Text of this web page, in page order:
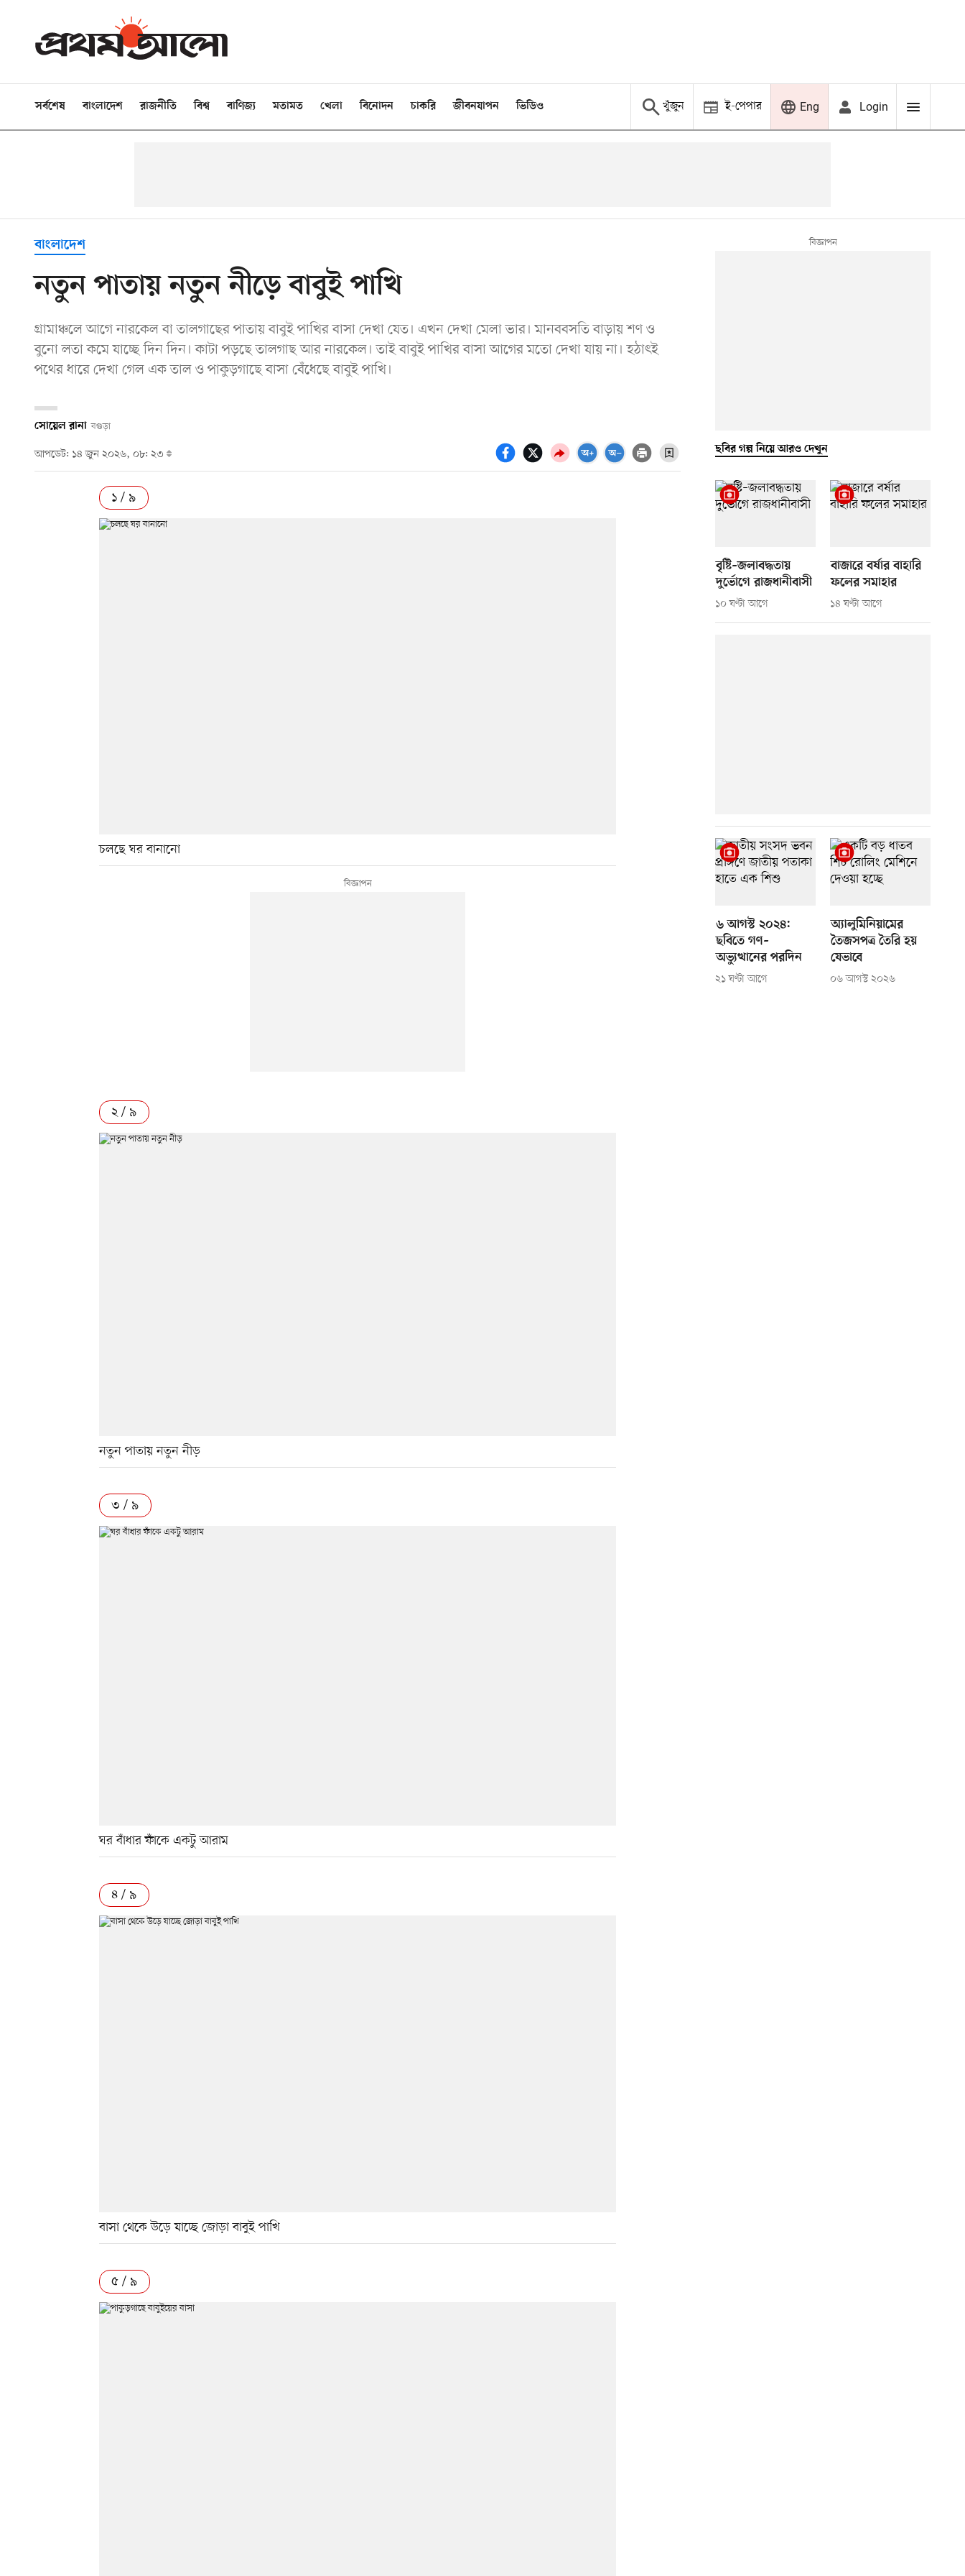
সর্বশেষ বাংলাদেশ রাজনীতি বিশ্ব বাণিজ্য মতামত খেলা বিনোদন চাকরি জীবনযাপন ভিডিও খুঁজুন ই-পেপার Eng Login
বাংলাদেশ
নতুন পাতায় নতুন নীড়ে বাবুই পাখি
গ্রামাঞ্চলে আগে নারকেল বা তালগাছের পাতায় বাবুই পাখির বাসা দেখা যেত। এখন দেখা মেলা ভার। মানববসতি বাড়ায় শণ ও
বুনো লতা কমে যাচ্ছে দিন দিন। কাটা পড়ছে তালগাছ আর নারকেল। তাই বাবুই পাখির বাসা আগের মতো দেখা যায় না। হঠাৎই
পথের ধারে দেখা গেল এক তাল ও পাকুড়গাছে বাসা বেঁধেছে বাবুই পাখি।
সোয়েল রানা বগুড়া
আপডেট: ১৪ জুন ২০২৬, ০৮: ২৩
১ / ৯
চলছে ঘর বানানো
২ / ৯
নতুন পাতায় নতুন নীড়
৩ / ৯
ঘর বাঁধার ফাঁকে একটু আরাম
৪ / ৯
বাসা থেকে উড়ে যাচ্ছে জোড়া বাবুই পাখি
৫ / ৯
ছবির গল্প নিয়ে আরও দেখুন
বৃষ্টি–জলাবদ্ধতায়
দুর্ভোগে রাজধানীবাসী
১০ ঘণ্টা আগে
বাজারে বর্ষার বাহারি
ফলের সমাহার
১৪ ঘণ্টা আগে
৬ আগস্ট ২০২৪:
ছবিতে গণ–
অভ্যুত্থানের পরদিন
২১ ঘণ্টা আগে
অ্যালুমিনিয়ামের
তৈজসপত্র তৈরি হয়
যেভাবে
০৬ আগস্ট ২০২৬